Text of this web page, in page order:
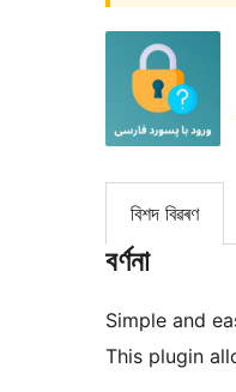
বিশদ বিৱৰণ
বৰ্ণনা
Simple and
This plugin